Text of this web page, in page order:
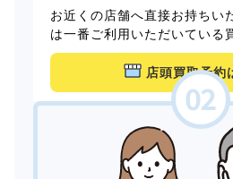
お近くの店舗へ直接お持ちい
は一番ご利用いただいている
店頭買取予約